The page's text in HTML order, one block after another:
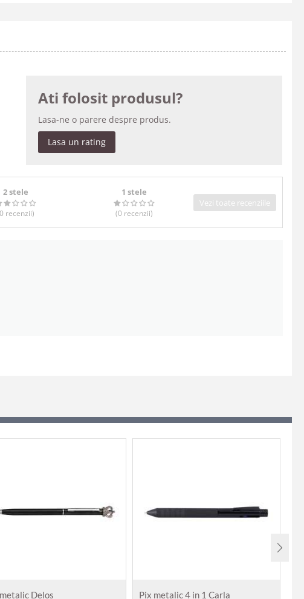
Ati folosit produsul?
Lasa-ne o parere despre produs.
Lasa un rating
2 stele
recenzii)
1 stele
(0 recenzii)
Vezi toate recenziile
Delos Pix metalic 4 in 1 Carla